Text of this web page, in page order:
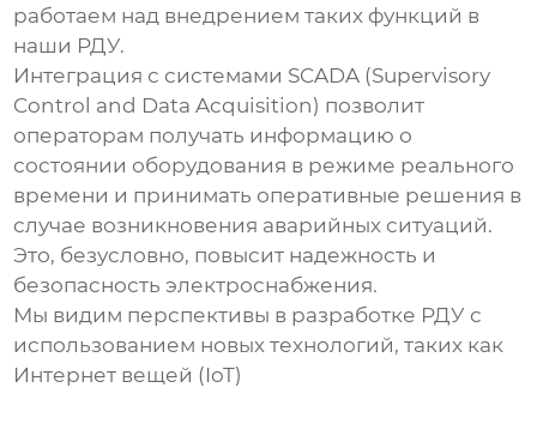
работаем над внедрением таких функций в
наши РДУ.
Интеграция с системами SCADA (Supervisory
Control and Data Acquisition) позволит
операторам получать информацию о
состоянии оборудования в режиме реального
времени и принимать оперативные решения в
случае возникновения аварийных ситуаций.
Это, безусловно, повысит надежность и
безопасность электроснабжения.
Мы видим перспективы в разработке РДУ с
использованием новых технологий, таких как
Интернет вещей (IoT)